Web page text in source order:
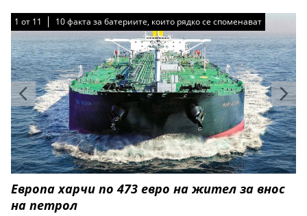
1 от 11 10 факта за батериите, които рядко се споменават
Европа харчи по 473 евро на жител за внос
на петрол
1 от 11 10 факта за батериите, които рядко се споменават
1 от 11 10 факта за батериите, които рядко се споменават
1 от 11 10 факта за батериите, които рядко се споменават
1 от 11 10 факта за батериите, които рядко се споменават
1 от 11 10 факта за батериите, които рядко се споменават
1 от 11 10 факта за батериите, които рядко се споменават
1 от 11 10 факта за батериите, които рядко се споменават
1 от 11 10 факта за батериите, които рядко се споменават
1 от 11 10 факта за батериите, които рядко се споменават
1 от 11 10 факта за батериите, които рядко се споменават